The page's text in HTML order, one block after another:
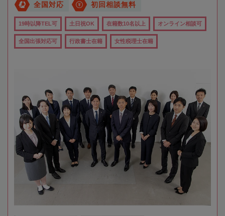
全国対応 初回相談無料
19時以降TEL可 土日祝OK 在籍数10名以上 オンライン相談可
全国出張対応可 行政書士在籍 女性税理士在籍